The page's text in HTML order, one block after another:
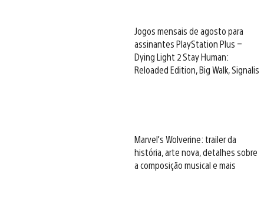
Jogos mensais de agosto para
assinantes PlayStation Plus –
Dying Light 2 Stay Human:
Reloaded Edition, Big Walk, Signalis
Marvel’s Wolverine: trailer da
história, arte nova, detalhes sobre
a composição musical e mais